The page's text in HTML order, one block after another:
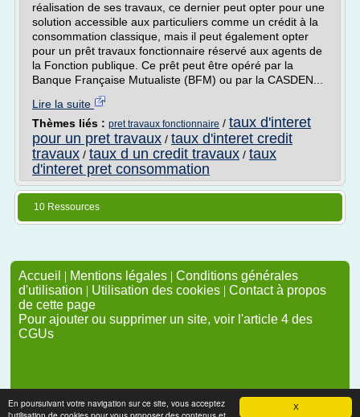
X
En poursuivant votre navigation sur ce site, vous acceptez
réalisation de ses travaux, ce dernier peut opter pour une
solution accessible aux particuliers comme un crédit à la
consommation classique, mais il peut également opter
pour un prêt travaux fonctionnaire réservé aux agents de
la Fonction publique. Ce prêt peut être opéré par la
Banque Française Mutualiste (BFM) ou par la CASDEN...
Lire la suite
Thèmes liés : pret travaux fonctionnaire / taux d'interet
pour un pret travaux / taux d'interet credit
travaux / taux d un credit travaux / taux
d'interet pret consommation
10 Ressources
Accueil | Mentions légales | Conditions générales
d'utilisation | Utilisation des cookies | Contact à propos
de cette page
Pour ajouter ou supprimer un site, voir l'article 4 des
CGUs